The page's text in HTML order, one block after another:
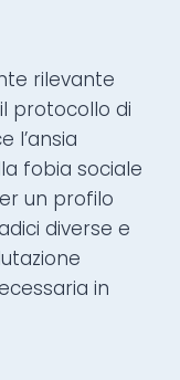
rilevante
protocollo di
l’ansia
fobia sociale
un profilo
diverse e
in